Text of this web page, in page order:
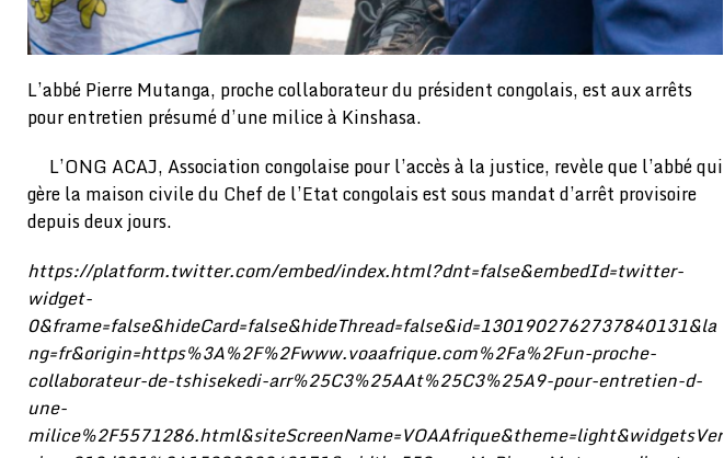
L’abbé Pierre Mutanga, proche collaborateur du président congolais, est aux arrêts
pour entretien présumé d’une milice à Kinshasa.
L’ONG ACAJ, Association congolaise pour l’accès à la justice, revèle que l’abbé qui
gère la maison civile du Chef de l’Etat congolais est sous mandat d’arrêt provisoire
depuis deux jours.
https://platform.twitter.com/embed/index.html?dnt=false&embedId=twitter-
widget-
0&frame=false&hideCard=false&hideThread=false&id=1301902762737840131&la
ng=fr&origin=https%3A%2F%2Fwww.voaafrique.com%2Fa%2Fun-proche-
collaborateur-de-tshisekedi-arr%25C3%25AAt%25C3%25A9-pour-entretien-d-
une-
milice%2F5571286.html&siteScreenName=VOAAfrique&theme=light&widgetsVer